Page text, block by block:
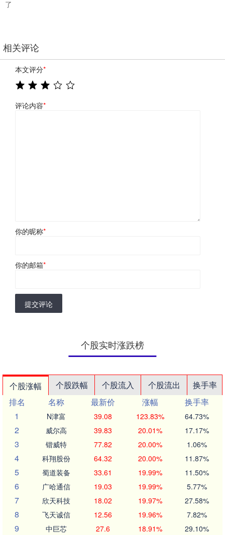
了
相关评论
本文评分*
评论内容*
你的昵称*
你的邮箱*
提交评论
个股实时涨跌榜
个股涨幅 个股跌幅 个股流入 个股流出
换手率
排名
名称 最新价 涨幅
换手率
1
N津富 39.08 123.83% 64.73%
2 威尔高 39.83 20.01% 17.17%
3 锴威特 77.82 20.00% 1.06%
4 科翔股份 64.32 20.00% 11.87%
5 蜀道装备 33.61 19.99% 11.50%
6 广哈通信 19.03 19.99% 5.77%
7 欣天科技 18.02 19.97% 27.58%
8 飞天诚信 12.56 19.96% 7.82%
9 中巨芯 27.6 18.91% 29.10%